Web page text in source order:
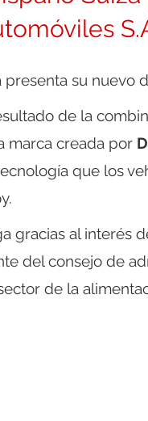
presenta su nuevo
de la
marca creada por
que los
gracias al interés
del consejo de
de la